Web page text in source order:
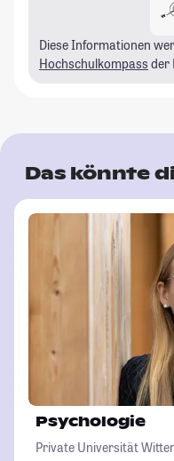
Diese Informationen
Hochschulkompass der
Das könnte
Psychologie
Private Universität